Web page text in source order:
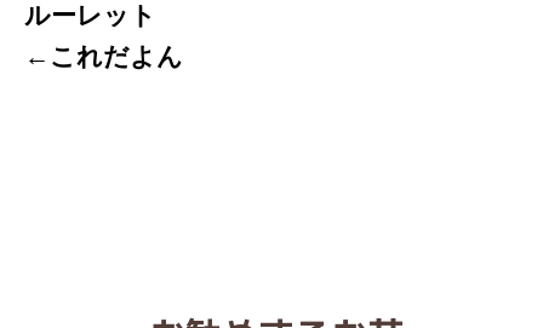
ルーレット
←これだよん